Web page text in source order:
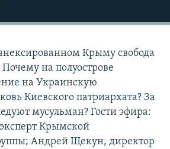
Крыму свобода
на полуострове
на Украинскую
Киевского патриархата? За
мусульман? Гости эфира:
Крымской
Андрей Щекун, директор